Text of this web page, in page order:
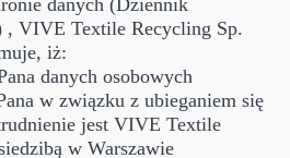
, VIVE Textile Recycling Sp.
iż:
danych osobowych
w związku z ubieganiem się
jest VIVE Textile
w Warszawie